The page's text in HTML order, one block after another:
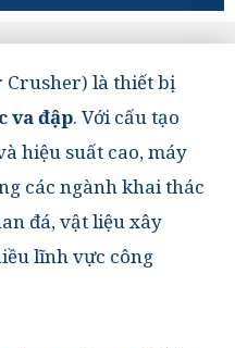
Crusher) là thiết bị
va đập. Với cấu tạo
hiệu suất cao, máy
các ngành khai thác
đá, vật liệu xây
lĩnh vực công